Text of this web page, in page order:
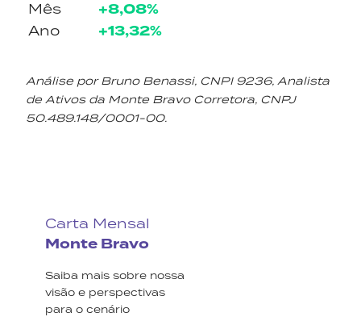
Mês +8,08%
Ano +13,32%
Análise por Bruno Benassi, CNPI 9236, Analista
de Ativos da Monte Bravo Corretora, CNPJ
50.489.148/0001-00.
Carta Mensal
Monte Bravo
Saiba mais sobre nossa
visão e perspectivas
para o cenário